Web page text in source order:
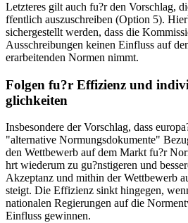
Letzteres gilt auch fu?r den Vorschlag,
ffentlich auszuschreiben (Option 5).
sichergestellt werden, dass die
Ausschreibungen keinen Einfluss auf
erarbeitenden Normen nimmt.
Folgen fu?r Effizienz und
glichkeiten
Insbesondere der Vorschlag, dass
"alternative Normungsdokumente"
den Wettbewerb auf dem Markt fu?r
hrt wiederum zu gu?nstigeren und
Akzeptanz und mithin der Wettbewerb
steigt. Die Effizienz sinkt hingegen,
nationalen Regierungen auf die
Einfluss gewinnen.